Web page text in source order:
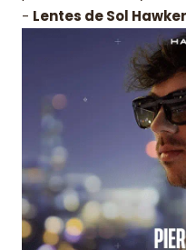
- Lentes de Sol